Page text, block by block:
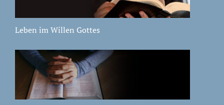
Leben im Willen Gottes